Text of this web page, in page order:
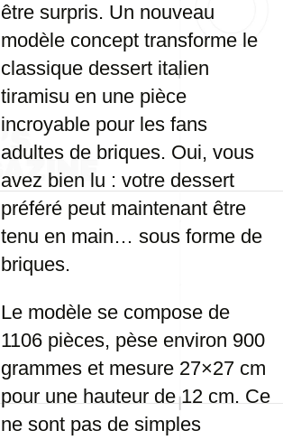
être surpris. Un nouveau
modèle concept transforme le
classique dessert italien
tiramisu en une pièce
incroyable pour les fans
adultes de briques. Oui, vous
avez bien lu : votre dessert
préféré peut maintenant être
tenu en main… sous forme de
briques.
Le modèle se compose de
1106 pièces, pèse environ 900
grammes et mesure 27×27 cm
pour une hauteur de 12 cm. Ce
ne sont pas de simples